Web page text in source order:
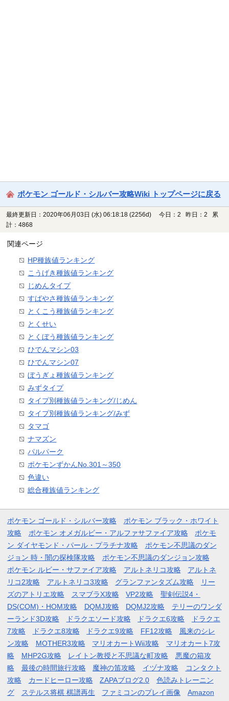
ポケモン ゴールド・シルバー攻略Wiki トップページに戻る
最終更新日：2020年06月03日 (水) 06:18:18 (2256d)
今日：2 昨日：2 累
計：4868
関連ページ
HP種族値ランキング
こうげき種族値ランキング
じめんタイプ
すばやさ種族値ランキング
とくこう種族値ランキング
とくせい
とくぼう種族値ランキング
ひでんマシン03
ひでんマシン07
ぼうぎょ種族値ランキング
みずタイプ
タイプ別種族値ランキング/じめん
タイプ別種族値ランキング/みず
タマゴ
ナマズン
パルパーク
ポケモンずかんNo.301～350
色違い
総合種族値ランキング
ポケモン ゴールド・シルバー攻略
ポケモン ブラック・ホワイト
攻略
ポケモン オメガルビー・アルファサファイア攻略
ポケモ
ン ダイヤモンド・パール・プラチナ攻略
ポケモン不思議のダン
ジョン 時・闇の探検隊攻略
ポケモン不思議のダンジョン攻略
ポケモン ルビー・サファイア攻略
アルトネリコ攻略
アルトネ
リコ2攻略
アルトネリコ3攻略 グランファンタズム攻略
リー
ズのアトリエ攻略
スマブラX攻略 VP2攻略
聖剣伝説4・
DS(COM)・HOM攻略
DQMJ攻略 DQMJ2攻略
テリーのワンダ
ーランド3D攻略
ドラクエソード攻略 ドラクエ6攻略
ドラクエ
7攻略
ドラクエ8攻略 ドラクエ9攻略 FF12攻略
風来のシレ
ン攻略
MOTHER3攻略 マリオカートWii攻略
マリオカート7攻
略
MHP2G攻略 レイトン教授と不思議な町攻略
悪魔の箱攻
略
最後の時間旅行攻略 魔神の笛攻略 イヅナ攻略
コンタクト
攻略
カードヒーロー攻略 ZAPAブログ2.0
色読みトレーニン
グ
ステルス将棋 棋譜再生 ファミコンのプレイ画像
Amazon